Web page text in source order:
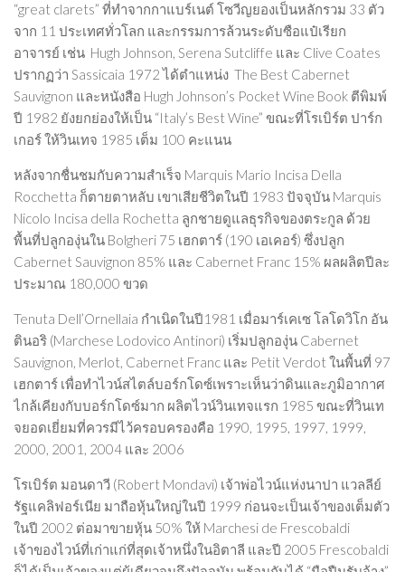
“great clarets” ที่ทำจากกาแบร์เนต์ โซวีญยองเป็นหลักรวม 33 ตัว
จาก 11 ประเทศทั่วโลก และกรรมการล้วนระดับซือแป๋เรียก
อาจารย์ เช่น Hugh Johnson, Serena Sutcliffe และ Clive Coates
ปรากฏว่า Sassicaia 1972 ได้ตำแหน่ง The Best Cabernet
Sauvignon และหนังสือ Hugh Johnson’s Pocket Wine Book ตีพิมพ์
ปี 1982 ยังยกย่องให้เป็น “Italy’s Best Wine” ขณะที่โรเบิร์ต ปาร์ก
เกอร์ ให้วินเทจ 1985 เต็ม 100 คะแนน
หลังจากชื่นชมกับความสำเร็จ Marquis Mario Incisa Della
Rocchetta ก็ตายตาหลับ เขาเสียชีวิตในปี 1983 ปัจจุบัน Marquis
Nicolo Incisa della Rochetta ลูกชายดูแลธุรกิจของตระกูล ด้วย
พื้นที่ปลูกองุ่นใน Bolgheri 75 เฮกตาร์ (190 เอเคอร์) ซึ่งปลูก
Cabernet Sauvignon 85% และ Cabernet Franc 15% ผลผลิตปีละ
ประมาณ 180,000 ขวด
Tenuta Dell’Ornellaia กำเนิดในปี1981 เมื่อมาร์เคเซ โลโดวิโก อัน
ตินอริ (Marchese Lodovico Antinori) เริ่มปลูกองุ่น Cabernet
Sauvignon, Merlot, Cabernet Franc และ Petit Verdot ในพื้นที่ 97
เฮกตาร์ เพื่อทำไวน์สไตล์บอร์กโดซ์เพราะเห็นว่าดินและภูมิอากาศ
ไกล้เคียงกับบอร์กโดซ์มาก ผลิตไวน์วินเทจแรก 1985 ขณะที่วินเท
จยอดเยี่ยมที่ควรมีไว้ครอบครองคือ 1990, 1995, 1997, 1999,
2000, 2001, 2004 และ 2006
โรเบิร์ต มอนดาวี (Robert Mondavi) เจ้าพ่อไวน์แห่งนาปา แวลลีย์
รัฐแคลิฟอร์เนีย มาถือหุ้นใหญ่ในปี 1999 ก่อนจะเป็นเจ้าของเต็มตัว
ในปี 2002 ต่อมาขายหุ้น 50% ให้ Marchesi de Frescobaldi
เจ้าของไวน์ที่เก่าแก่ที่สุดเจ้าหนึ่งในอิตาลี และปี 2005 Frescobaldi